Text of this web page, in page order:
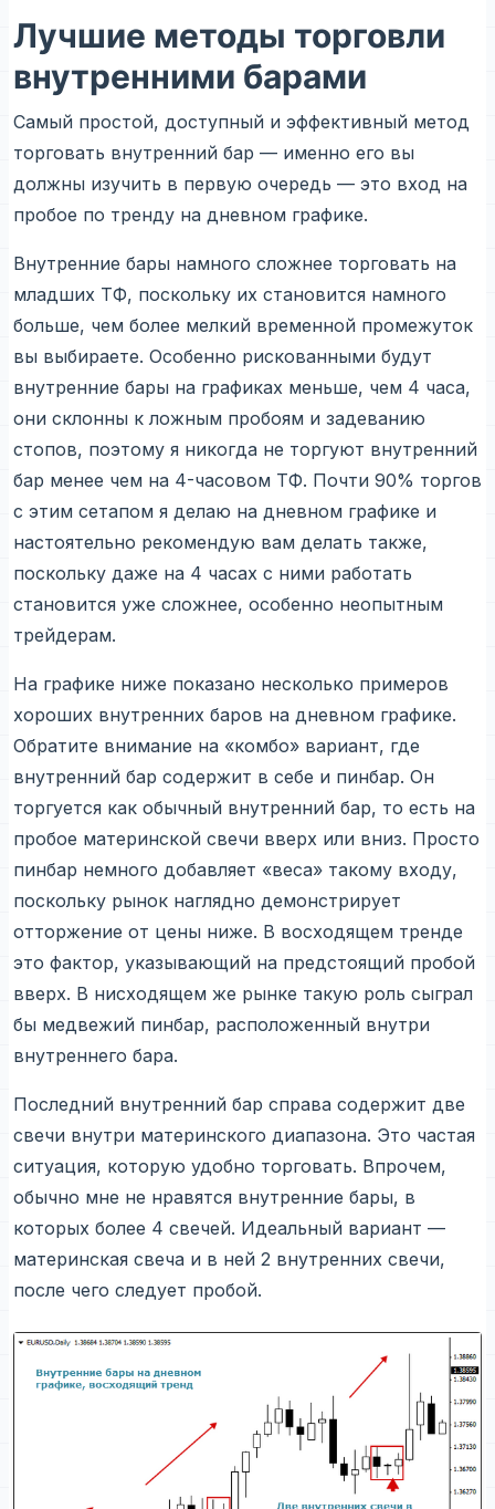
Лучшие методы торговли
внутренними барами
Самый простой, доступный и эффективный метод
торговать внутренний бар — именно его вы
должны изучить в первую очередь — это вход на
пробое по тренду на дневном графике.
Внутренние бары намного сложнее торговать на
младших ТФ, поскольку их становится намного
больше, чем более мелкий временной промежуток
вы выбираете. Особенно рискованными будут
внутренние бары на графиках меньше, чем 4 часа,
они склонны к ложным пробоям и задеванию
стопов, поэтому я никогда не торгуют внутренний
бар менее чем на 4-часовом ТФ. Почти 90% торгов
с этим сетапом я делаю на дневном графике и
настоятельно рекомендую вам делать также,
поскольку даже на 4 часах с ними работать
становится уже сложнее, особенно неопытным
трейдерам.
На графике ниже показано несколько примеров
хороших внутренних баров на дневном графике.
Обратите внимание на «комбо» вариант, где
внутренний бар содержит в себе и пинбар. Он
торгуется как обычный внутренний бар, то есть на
пробое материнской свечи вверх или вниз. Просто
пинбар немного добавляет «веса» такому входу,
поскольку рынок наглядно демонстрирует
отторжение от цены ниже. В восходящем тренде
это фактор, указывающий на предстоящий пробой
вверх. В нисходящем же рынке такую роль сыграл
бы медвежий пинбар, расположенный внутри
внутреннего бара.
Последний внутренний бар справа содержит две
свечи внутри материнского диапазона. Это частая
ситуация, которую удобно торговать. Впрочем,
обычно мне не нравятся внутренние бары, в
которых более 4 свечей. Идеальный вариант —
материнская свеча и в ней 2 внутренних свечи,
после чего следует пробой.